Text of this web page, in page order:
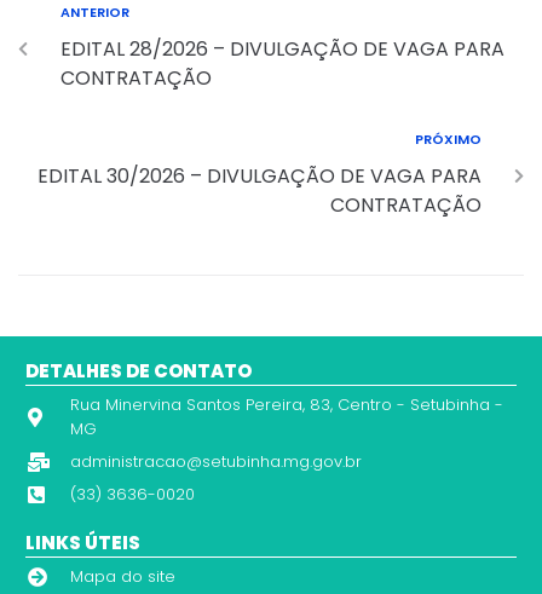
ANTERIOR
EDITAL 28/2026 – DIVULGAÇÃO DE VAGA PARA
CONTRATAÇÃO
PRÓXIMO
EDITAL 30/2026 – DIVULGAÇÃO DE VAGA PARA
CONTRATAÇÃO
DETALHES DE CONTATO
Rua Minervina Santos Pereira, 83, Centro - Setubinha -
MG
administracao@setubinha.mg.gov.br
(33) 3636-0020
LINKS ÚTEIS
Mapa do site